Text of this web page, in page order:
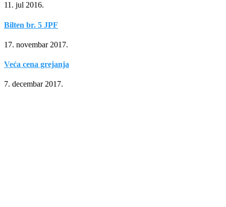
11. jul 2016.
Bilten br. 5 JPF
17. novembar 2017.
Veća cena grejanja
7. decembar 2017.